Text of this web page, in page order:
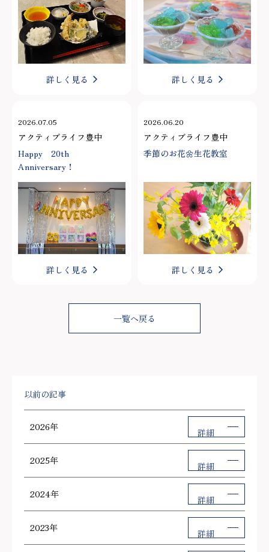
詳しく見る 詳しく見る
2026.07.05
アクティブライフ豊中
Happy 20th
Anniversary！
詳しく見る
2026.06.20
アクティブライフ豊中
季節のお花🌼生花教室
詳しく見る
一覧へ戻る
以前の記事
2026年 詳細
2025年 詳細
2024年 詳細
2023年 詳細